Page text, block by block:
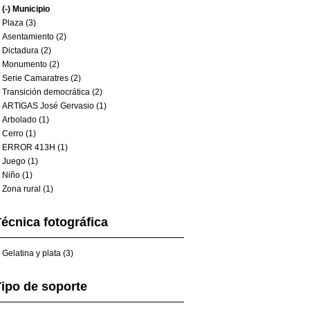
(-) Municipio
Plaza (3)
Asentamiento (2)
Dictadura (2)
Monumento (2)
Serie Camaratres (2)
Transición democrática (2)
ARTIGAS José Gervasio (1)
Arbolado (1)
Cerro (1)
ERROR 413H (1)
Juego (1)
Niño (1)
Zona rural (1)
fotográfica
Gelatina y plata (3)
de soporte